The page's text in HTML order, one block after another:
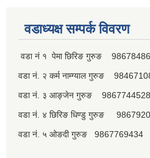
वडाध्यक्ष सम्पर्क विवरण
वडा नं १ पेमा छिरिङ गुरुङ
वडा नं. २ कर्म नाम्ग्याल गुरुङ
वडा नं. ३ आङ्जेन गुरुङ 9867744528
वडा नं. ४ छिरिङ धिण्डु गुरुङ
वडा नं. ५ ओङदी गुरुङ 9867769434